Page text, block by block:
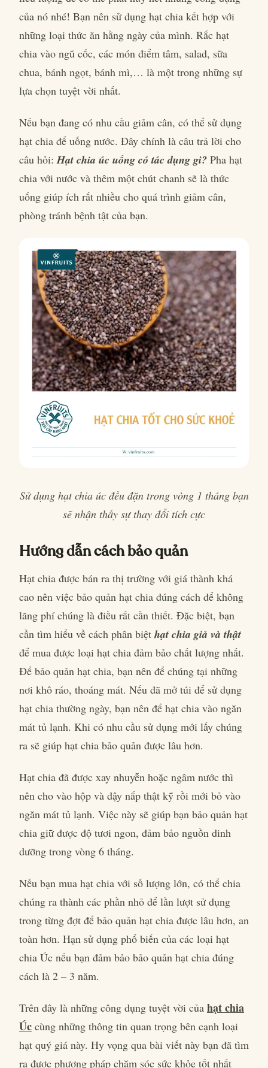
của nó nhé! Bạn nên sử dụng hạt chia kết hợp với
những loại thức ăn hằng ngày của mình. Rắc hạt
chia vào ngũ cốc, các món điểm tâm, salad, sữa
chua, bánh ngọt, bánh mì,… là một trong những sự
lựa chọn tuyệt vời nhất.
Nếu bạn đang có nhu cầu giảm cân, có thể sử dụng
hạt chia để uống nước. Đây chính là câu trả lời cho
câu hỏi:Hạt chia úc uống có tác dụng gì? Pha hạt
chia với nước và thêm một chút chanh sẽ là thức
uống giúp ích rất nhiều cho quá trình giảm cân,
phòng tránh bệnh tật của bạn.
Sử dụng hạt chia úc đều đặn trong vòng 1 tháng bạn
sẽ nhận thấy sự thay đổi tích cực
Hướng dẫn cách bảo quản
Hạt chia được bán ra thị trường với giá thành khá
cao nên việc bảo quản hạt chia đúng cách để không
lãng phí chúng là điều rất cần thiết. Đặc biệt, bạn
cần tìm hiểu về cách phân biệt hạt chia giả và thật
để mua được loại hạt chia đảm bảo chất lượng nhất.
Để bảo quản hạt chia, bạn nên để chúng tại những
nơi khô ráo, thoáng mát. Nếu đã mở túi để sử dụng
hạt chia thường ngày, bạn nên để hạt chia vào ngăn
mát tủ lạnh. Khi có nhu cầu sử dụng mới lấy chúng
ra sẽ giúp hạt chia bảo quản được lâu hơn.
Hạt chia đã được xay nhuyễn hoặc ngâm nước thì
nên cho vào hộp và đậy nắp thật kỹ rồi mới bỏ vào
ngăn mát tủ lạnh. Việc này sẽ giúp bạn bảo quản hạt
chia giữ được độ tươi ngon, đảm bảo nguồn dinh
dưỡng trong vòng 6 tháng.
Nếu bạn mua hạt chia với số lượng lớn, có thể chia
chúng ra thành các phần nhỏ để lần lượt sử dụng
trong từng đợt để bảo quản hạt chia được lâu hơn, an
toàn hơn. Hạn sử dụng phổ biến của các loại hạt
chia Úc nếu bạn đảm bảo bảo quản hạt chia đúng
cách là 2 – 3 năm.
Trên đây là những công dụng tuyệt vời của hạt chia
Úc cùng những thông tin quan trọng bên cạnh loại
hạt quý giá này. Hy vọng qua bài viết này bạn đã tìm
ra được phương pháp chăm sóc sức khỏe tốt nhất